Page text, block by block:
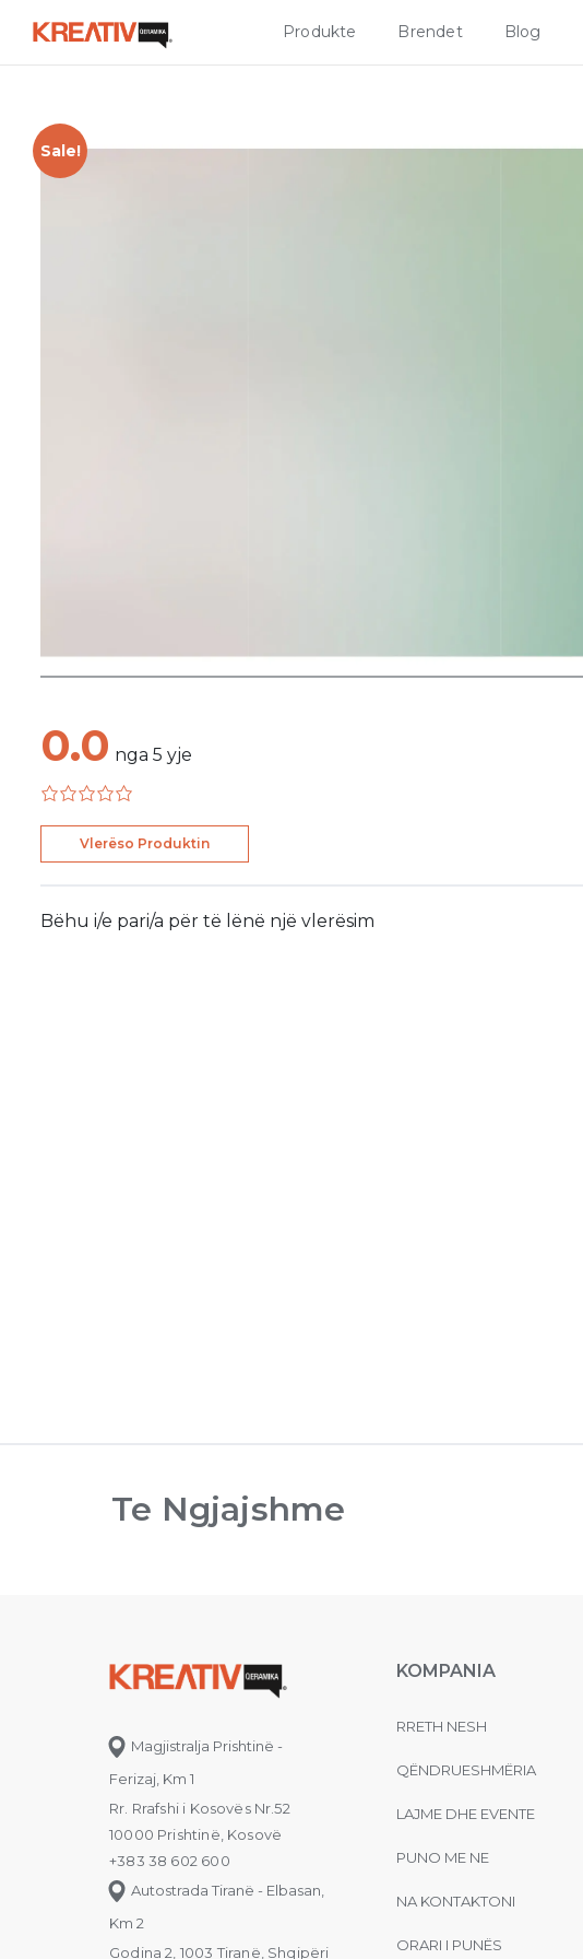
Produkte Brendet Blog
Sale!
0.0 nga 5 yje
Vlerëso Produktin
Bëhu i/e pari/a për të lënë një vlerësim
Te Ngjajshme
Magjistralja Prishtinë -
Ferizaj, Km 1
Rr. Rrafshi i Kosovës Nr.52
10000 Prishtinë, Kosovë
+383 38 602 600
Autostrada Tiranë - Elbasan,
Km 2
Godina 2, 1003 Tiranë, Shqipëri
KOMPANIA
RRETH NESH
QËNDRUESHMËRIA
LAJME DHE EVENTE
PUNO ME NE
NA KONTAKTONI
ORARI I PUNËS